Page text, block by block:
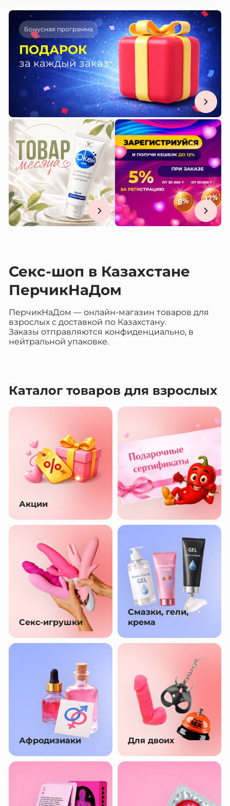
Бонусная программа
ПОДАРОК
за каждый заказ
Секс-шоп в Казахстане
ПерчикНаДом
ПерчикНаДом — онлайн-магазин товаров для
взрослых с доставкой по Казахстану.
Заказы отправляются конфиденциально, в
нейтральной упаковке.
Каталог товаров для взрослых
Акции
Секс-игрушки
Смазки, гели,
крема
Афродизиаки Для двоих